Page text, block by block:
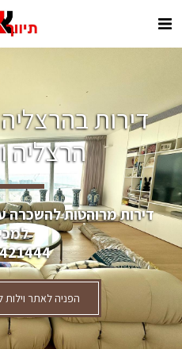
הרצליה
הפניה לאתר וילות